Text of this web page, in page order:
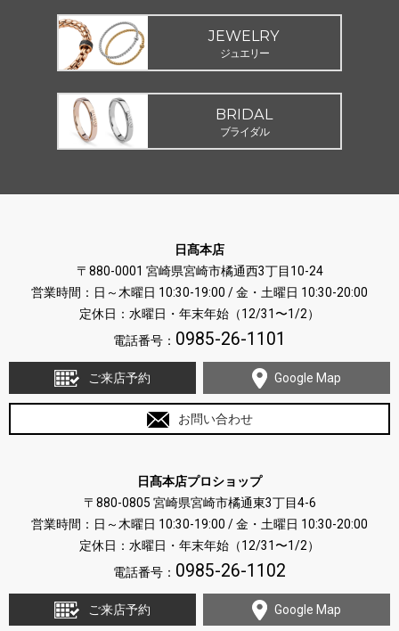
JEWELRY
ジュエリー
BRIDAL
ブライダル
日髙本店
〒880-0001 宮崎県宮崎市橘通西3丁目10-24
営業時間：日～木曜日 10:30-19:00 / 金・土曜日 10:30-20:00
定休日：水曜日・年末年始（12/31〜1/2）
電話番号： 0985-26-1101
ご来店予約 Google Map
お問い合わせ
日髙本店プロショップ
〒880-0805 宮崎県宮崎市橘通東3丁目4-6
営業時間：日～木曜日 10:30-19:00 / 金・土曜日 10:30-20:00
定休日：水曜日・年末年始（12/31〜1/2）
電話番号： 0985-26-1102
ご来店予約 Google Map